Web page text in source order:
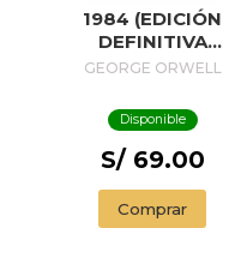
1984 (EDICIÓN
DEFINITIVA
AVALADA POR THE
(EDICIÓN ESPECIAL
LIMITADA CON
CANTOS
(EDITION
ENDORSED BY THE
GEORGE ORWELL
Disponible
S/ 69.00
Comprar